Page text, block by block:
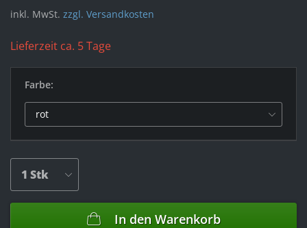
inkl. MwSt. zzgl. Versandkosten
Lieferzeit ca. 5 Tage
Farbe:
In den Warenkorb